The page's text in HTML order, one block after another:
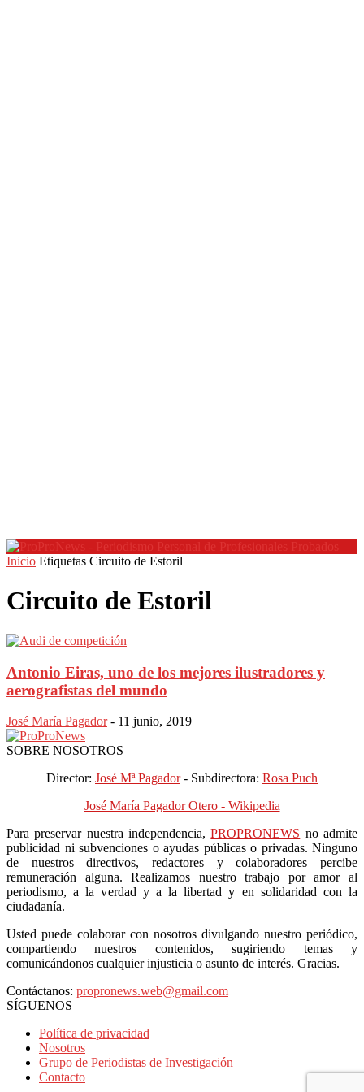
Inicio Etiquetas Circuito de Estoril
Circuito de Estoril
Antonio Eiras, uno de los mejores ilustradores y
aerografistas del mundo
José María Pagador - 11 junio, 2019
SOBRE NOSOTROS
Director: José Mª Pagador- Subdirectora: Rosa Puch
José María Pagador Otero - Wikipedia
Para preservar nuestra independencia,PROPRONEWS no admite
publicidad ni subvenciones o ayudas públicas o privadas. Ninguno
de nuestros directivos, redactores y colaboradores percibe
remuneración alguna. Realizamos nuestro trabajo por amor al
periodismo, a la verdad y a la libertad y en solidaridad con la
ciudadanía.
Usted puede colaborar con nosotros divulgando nuestro periódico,
compartiendo nuestros contenidos, sugiriendo temas y
comunicándonos cualquier injusticia o asunto de interés. Gracias.
Contáctanos: propronews.web@gmail.com
SÍGUENOS
Política de privacidad
Nosotros
Grupo de Periodistas de Investigación
Contacto